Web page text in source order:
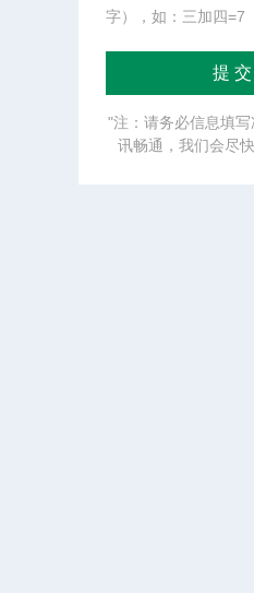
字），如：三加四=7
"注：请务必信息填
讯畅通，我们会尽